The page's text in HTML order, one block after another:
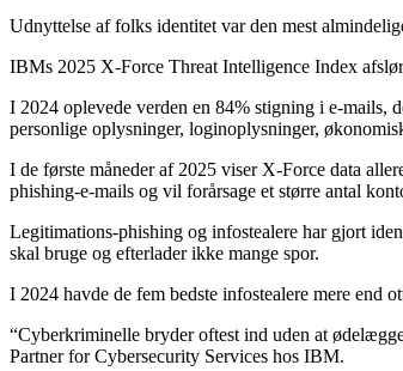
Udnyttelse af folks identitet var den mest
IBMs 2025 X-Force Threat Intelligence Index
I 2024 oplevede verden en 84% stigning i e-mails,
personlige oplysninger, loginoplysninger,
I de første måneder af 2025 viser X-Force data
phishing-e-mails og vil forårsage et større antal
Legitimations-phishing og infostealere har gjort
skal bruge og efterlader ikke mange spor.
I 2024 havde de fem bedste infostealere mere end
“Cyberkriminelle bryder oftest ind uden at
Partner for Cybersecurity Services hos IBM.